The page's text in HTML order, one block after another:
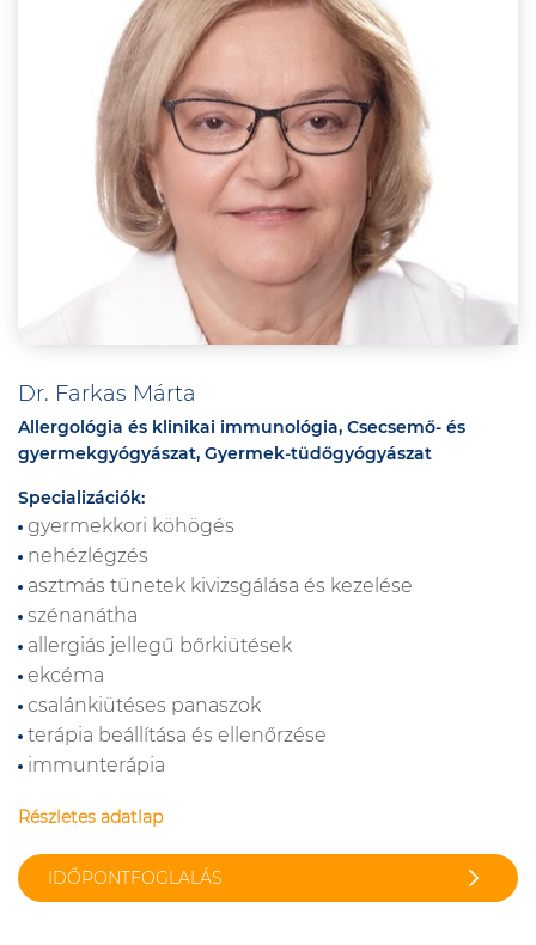
Dr. Farkas Márta
Allergológia és klinikai immunológia, Csecsemő- és
gyermekgyógyászat, Gyermek-tüdőgyógyászat
Specializációk:
gyermekkori köhögés
nehézlégzés
asztmás tünetek kivizsgálása és kezelése
szénanátha
allergiás jellegű bőrkiütések
ekcéma
csalánkiütéses panaszok
terápia beállítása és ellenőrzése
immunterápia
Részletes adatlap
IDŐPONTFOGLALÁS